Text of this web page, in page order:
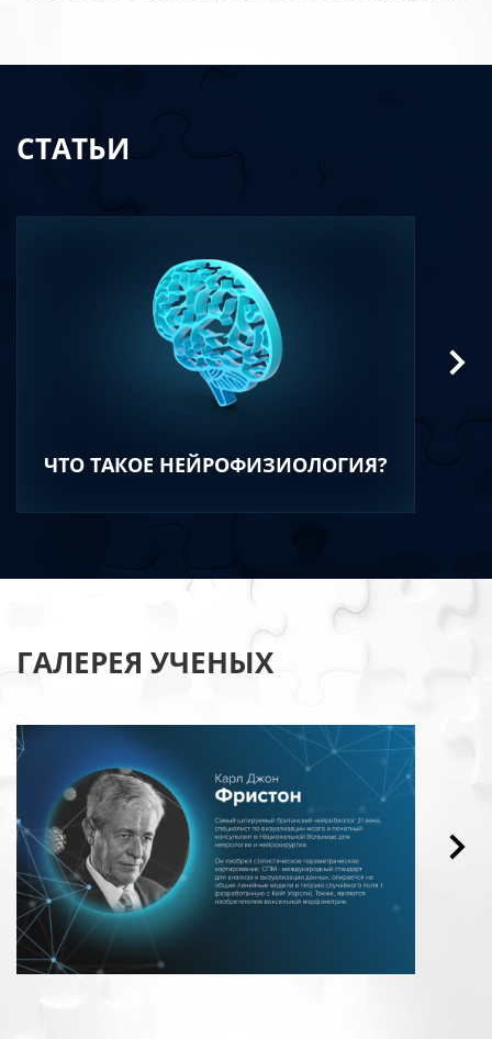
СТАТЬИ
ЧТО ТАКОЕ НЕЙРОФИЗИОЛОГИЯ?
ГАЛЕРЕЯ УЧЕНЫХ